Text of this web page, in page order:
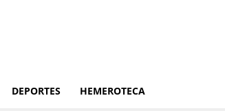
DEPORTES HEMEROTECA